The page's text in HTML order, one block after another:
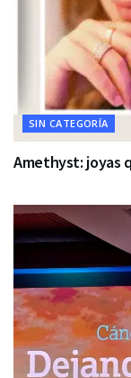
SIN CATEGORÍA
Amethyst: joyas